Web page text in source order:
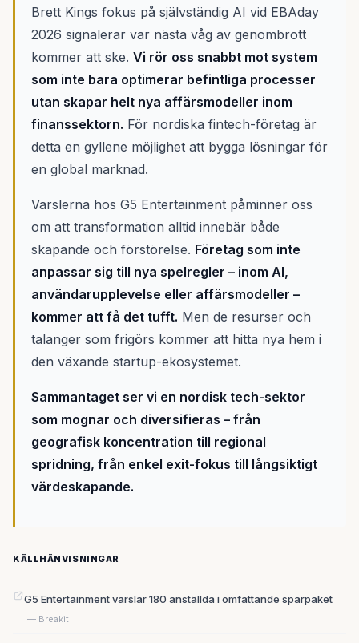
Brett Kings fokus på självständig AI vid EBAday
2026 signalerar var nästa våg av genombrott
kommer att ske. Vi rör oss snabbt mot system
som inte bara optimerar befintliga processer
utan skapar helt nya affärsmodeller inom
finanssektorn. För nordiska fintech-företag är
detta en gyllene möjlighet att bygga lösningar för
en global marknad.
Varslerna hos G5 Entertainment påminner oss
om att transformation alltid innebär både
skapande och förstörelse. Företag som inte
anpassar sig till nya spelregler – inom AI,
användarupplevelse eller affärsmodeller –
kommer att få det tufft. Men de resurser och
talanger som frigörs kommer att hitta nya hem i
den växande startup-ekosystemet.
Sammantaget ser vi en nordisk tech-sektor
som mognar och diversifieras – från
geografisk koncentration till regional
spridning, från enkel exit-fokus till långsiktigt
värdeskapande.
KÄLLHÄNVISNINGAR
G5 Entertainment varslar 180 anställda i omfattande sparpaket
— Breakit